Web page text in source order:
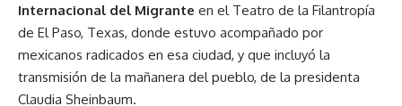
Internacional del Migrante en el Teatro de la Filantropía
de El Paso, Texas, donde estuvo acompañado por
mexicanos radicados en esa ciudad, y que incluyó la
transmisión de la mañanera del pueblo, de la presidenta
Claudia Sheinbaum.